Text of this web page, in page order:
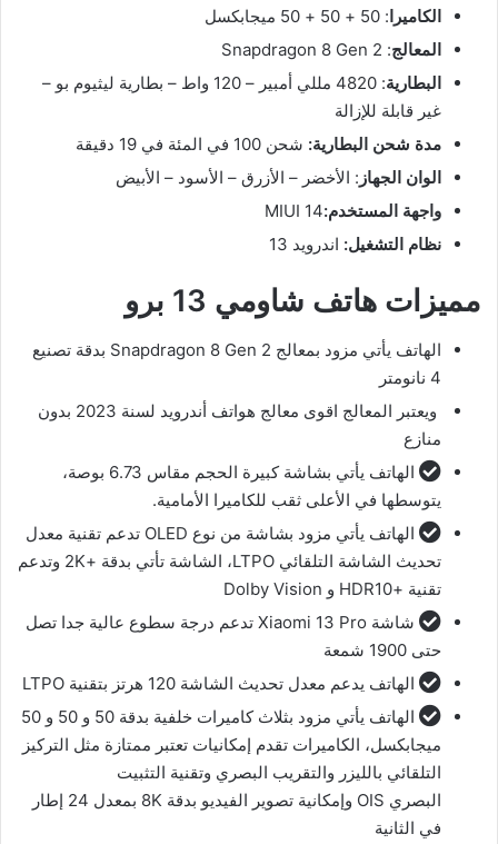
الكاميرا: 50 + 50 + 50 ميجابكسل
المعالج: Snapdragon 8 Gen 2
البطارية
: 4820 مللي أمبير – 120 واط – بطارية ليثيوم بو –
غير قابلة للإزالة
مدة شحن البطارية: شحن 100 في المئة في 19 دقيقة
الوان الجهاز : الأخضر – الأزرق – الأسود – الأبيض
واجهة المستخدم:MIUI 14
نظام التشغيل: اندرويد 13
مميزات هاتف شاومي 13 برو
الهاتف يأتي مزود بمعالج Snapdragon 8 Gen 2 بدقة تصنيع
4 نانومتر
ويعتبر المعالج اقوى معالج هواتف أندرويد لسنة 2023 بدون
منازع
الهاتف يأتي بشاشة كبيرة الحجم مقاس 6.73 بوصة،
يتوسطها في الأعلى ثقب للكاميرا الأمامية.
الهاتف يأتي مزود بشاشة من نوع OLED تدعم تقنية معدل
تحديث الشاشة التلقائي LTPO، الشاشة تأتي بدقة +2K وتدعم
تقنية +HDR10 و Dolby Vision
شاشة Xiaomi 13 Pro تدعم درجة سطوع عالية جدا تصل
حتى 1900 شمعة
الهاتف يدعم معدل تحديث الشاشة 120 هرتز بتقنية LTPO
الهاتف يأتي مزود بثلاث كاميرات خلفية بدقة 50 و 50 و 50
ميجابكسل، الكاميرات تقدم إمكانيات تعتبر ممتازة مثل التركيز
التلقائي بالليزر والتقريب البصري وتقنية التثبيت
البصري OIS وإمكانية تصوير الفيديو بدقة 8K بمعدل 24 إطار
في الثانية